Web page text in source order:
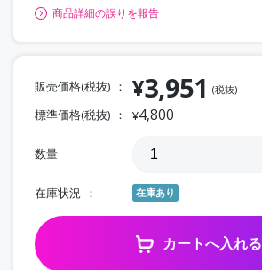
商品詳細の誤りを報告
販売価格(税抜) ¥3,951 (税抜)
標準価格(税抜) ¥4,800
数量
在庫状況 在庫あり
カートへ入れる